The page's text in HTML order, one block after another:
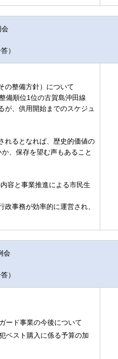
）
の整備方針）について
備順位1位の古賀島沖田線
が、供用開始までのスケジュ
れるとなれば、歴史的価値の
、保存を望む声もあること
容と事業推進による市民生
政事務が効率的に運営され、
会
）
ード事業の今後について
ベスト購入に係る予算の加